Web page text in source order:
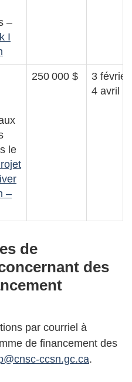
–
I
le
–
250 000 $
3 février
4 avril
de
des
par courriel à
de financement des
ccsn.gc.ca.